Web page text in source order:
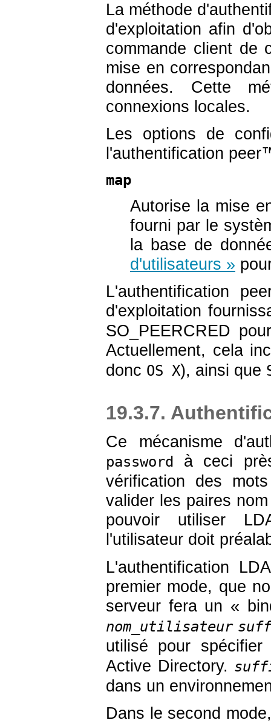
La méthode
d'exploitation afin
commande client de
mise en
données. Cette
connexions locales.
Les options de
l'authentification peer
map
Autorise la mise
fourni par le
la base de
d'utilisateurs »
L'authentification
d'exploitation
SO_PEERCRED
Actuellement, cela
donc OS X), ainsi que
19.3.7.
Ce mécanisme
password
à ceci
vérification des
valider les paires
pouvoir utiliser
l'utilisateur doit
L'authentification
premier mode, que
serveur fera un «
nom_utilisateur
utilisé pour
Active Directory.
dans un
Dans le second